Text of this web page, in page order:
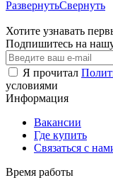
РазвернутьСвернуть
Хотите узнавать
Подпишитесь на
Я прочитал
условиями
Информация
Вакансии
Где купить
Связаться с
Время работы